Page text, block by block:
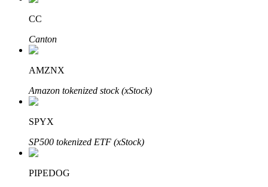
Automatyczna inwestycja
Zdobądź długoterminowy zysk i elastyczne zainteresowania
CC
Canton
AMZNX
Amazon tokenized stock (xStock)
SPYX
SP500 tokenized ETF (xStock)
PIPEDOG